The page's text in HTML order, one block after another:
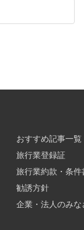
おすすめ記事一覧
旅行業登録証
旅行業約款・条件
勧誘方針
企業・法人のみな